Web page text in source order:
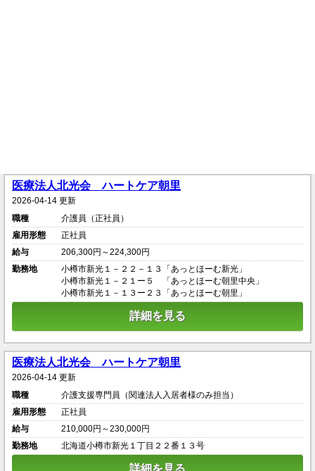
医療法人北光会 ハートケア朝里
2026-04-14 更新
職種
介護員（正社員）
雇用形態
正社員
給与
206,300円～224,300円
勤務地
小樽市新光１－２２－１３「あっとほーむ新光」
小樽市新光１－２１ー５ 「あっとほーむ朝里中央」
小樽市新光１－１３ー２３「あっとほーむ朝里」
詳細を見る
医療法人北光会 ハートケア朝里
2026-04-14 更新
職種
介護支援専門員（関連法人入居者様のみ担当）
雇用形態
正社員
給与
210,000円～230,000円
勤務地
北海道小樽市新光１丁目２２番１３号
詳細を見る